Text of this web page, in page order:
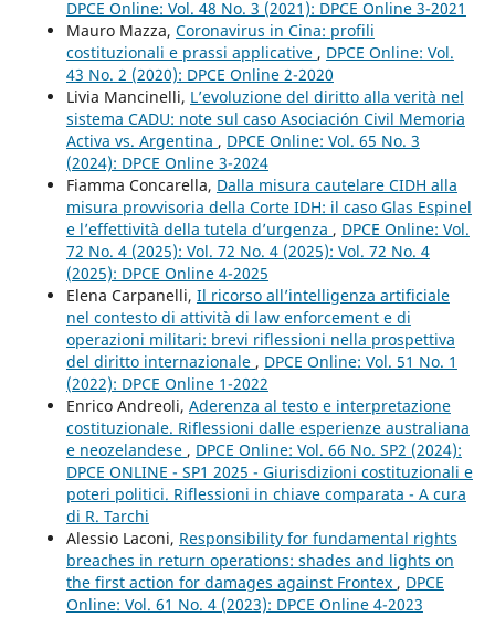
DPCE Online: Vol. 48 No. 3 (2021): DPCE Online 3-2021
Mauro Mazza, Coronavirus in Cina: profili
costituzionali e prassi applicative , DPCE Online: Vol.
43 No. 2 (2020): DPCE Online 2-2020
Livia Mancinelli, L’evoluzione del diritto alla verità nel
sistema CADU: note sul caso Asociación Civil Memoria
Activa vs. Argentina , DPCE Online: Vol. 65 No. 3
(2024): DPCE Online 3-2024
Fiamma Concarella, Dalla misura cautelare CIDH alla
misura provvisoria della Corte IDH: il caso Glas Espinel
e l’effettività della tutela d’urgenza , DPCE Online: Vol.
72 No. 4 (2025): Vol. 72 No. 4 (2025): Vol. 72 No. 4
(2025): DPCE Online 4-2025
Elena Carpanelli, Il ricorso all’intelligenza artificiale
nel contesto di attività di law enforcement e di
operazioni militari: brevi riflessioni nella prospettiva
del diritto internazionale , DPCE Online: Vol. 51 No. 1
(2022): DPCE Online 1-2022
Enrico Andreoli, Aderenza al testo e interpretazione
costituzionale. Riflessioni dalle esperienze australiana
e neozelandese , DPCE Online: Vol. 66 No. SP2 (2024):
DPCE ONLINE - SP1 2025 - Giurisdizioni costituzionali e
poteri politici. Riflessioni in chiave comparata - A cura
di R. Tarchi
Alessio Laconi, Responsibility for fundamental rights
breaches in return operations: shades and lights on
the first action for damages against Frontex , DPCE
Online: Vol. 61 No. 4 (2023): DPCE Online 4-2023